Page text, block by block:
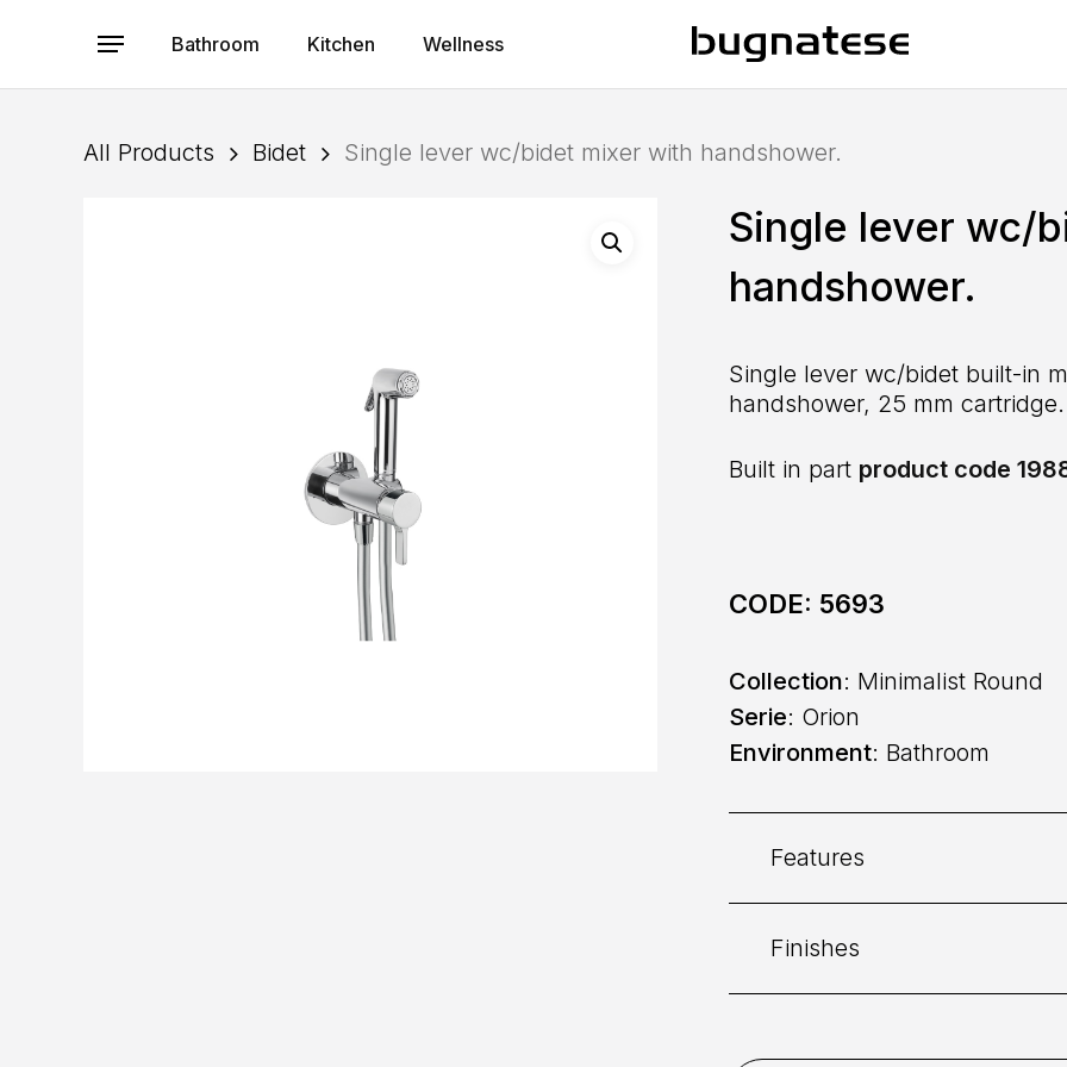
Menu Bathroom Kitchen Wellness
All Products Bidet Single lever wc/bidet mixer with handshower.
Single lever wc/
handshower.
Single lever wc/bidet built-in
handshower, 25 mm cartridge.
Built in part product code
CODE: 5693
Collection: Minimalist Round
Serie: Orion
Environment: Bathroom
Features
Finishes